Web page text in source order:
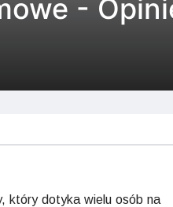
-
który dotyka wielu osób na